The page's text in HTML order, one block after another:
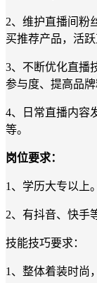
2、维护直播间粉
买推荐产品，活
3、不断优化直播
参与度、提高品牌
4、日常直播内容
等。
岗位要求：
1 、 学历大专以上。
2、有抖音、快手
技能技巧要求：
1 、整体着装时尚